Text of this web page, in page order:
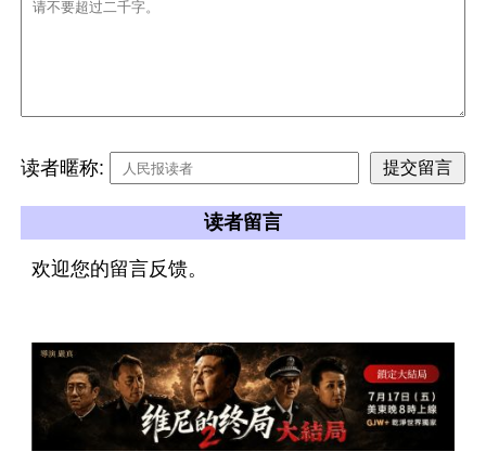
读者暱称:
读者留言
欢迎您的留言反馈。